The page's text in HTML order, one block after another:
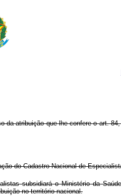
da atribuição que lhe confere o art.
do Cadastro Nacional de
subsidiará o Ministério da
no território nacional.